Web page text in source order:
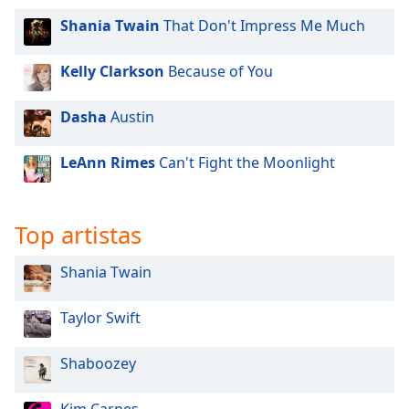
Opacity
Caption
Area
Background
Color
Size
Text
Edge
Style
Shania Twain That Don't Impress Me Much
Kelly Clarkson Because of You
Dasha Austin
LeAnn Rimes Can't Fight the Moonlight
Top artistas
Shania Twain
Taylor Swift
Shaboozey